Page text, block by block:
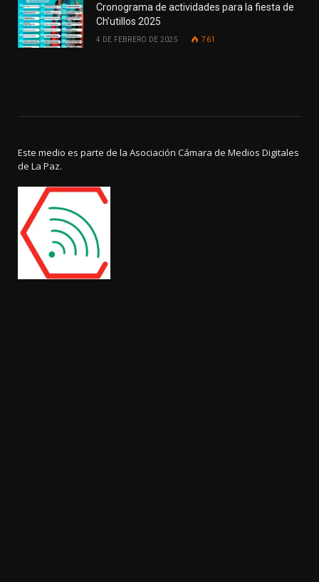
Cronograma de actividades para la fiesta de
Ch’utillos 2025
4 DE FEBRERO DE 2025 761
Este medio es parte de la Asociación Cámara de Medios Digitales
de La Paz.